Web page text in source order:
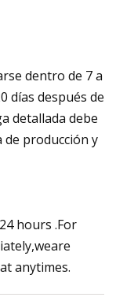
dentro de 7 a
días después de
detallada debe
de producción y
hours .For
anytimes.